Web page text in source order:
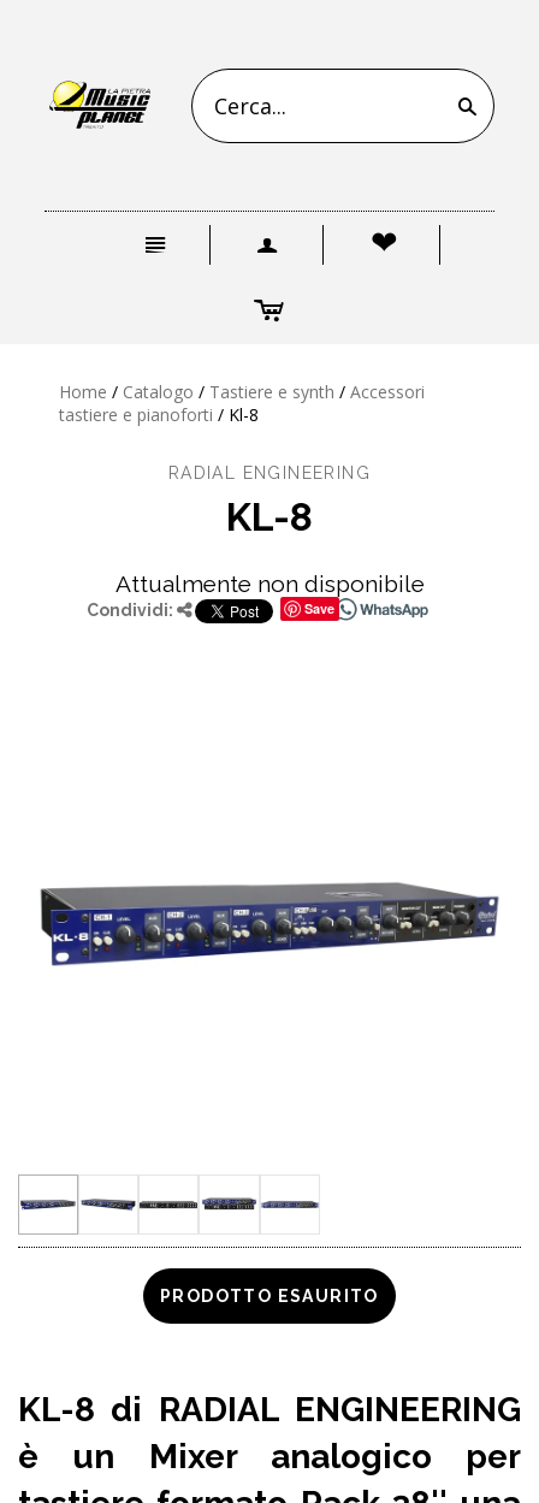
s
n a ❤
c
Home / Catalogo / Tastiere e synth / Accessori
tastiere e pianoforti / Kl-8
RADIAL ENGINEERING
KL-8
Attualmente non disponibile
Save
PRODOTTO ESAURITO
KL-8 di RADIAL ENGINEERING
è un Mixer analogico per